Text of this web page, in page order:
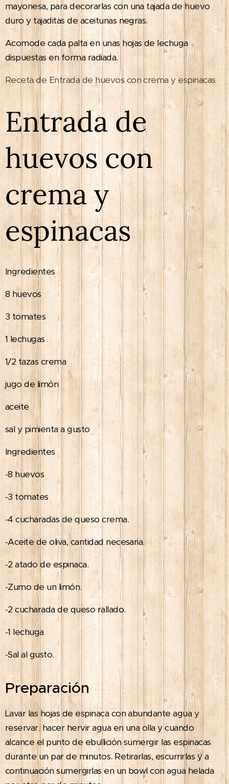
mayonesa, para decorarlas con una tajada de huevo
duro y tajaditas de aceitunas negras.
Acomode cada palta en unas hojas de lechuga
dispuestas en forma radiada.
Receta de Entrada de huevos con crema y espinacas
Entrada de
huevos con
crema y
espinacas
Ingredientes
8 huevos
3 tomates
1 lechugas
1/2 tazas crema
jugo de limón
aceite
sal y pimienta a gusto
Ingredientes
-8 huevos
-3 tomates
-4 cucharadas de queso crema.
-Aceite de oliva, cantidad necesaria.
-2 atado de espinaca.
-Zumo de un limón.
-2 cucharada de queso rallado.
-1 lechuga
-Sal al gusto.
Preparación
Lavar las hojas de espinaca con abundante agua y
reservar. hacer hervir agua en una olla y cuando
alcance el punto de ebullición sumergir las espinacas
durante un par de minutos. Retirarlas, escurrirlas y a
continuación sumergirlas en un bowl con agua helada